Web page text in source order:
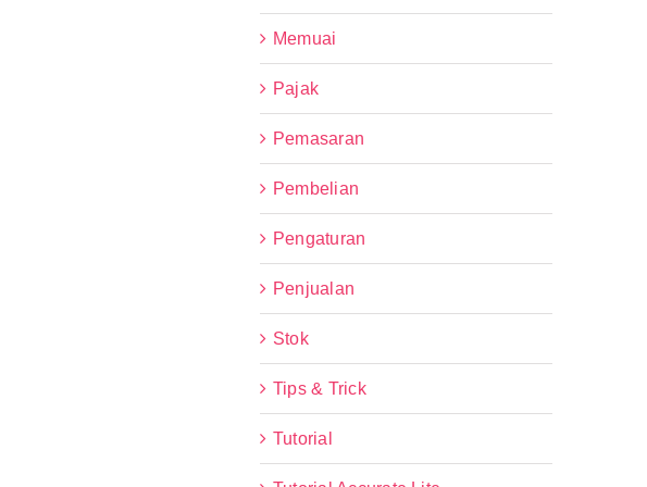
Memuai
Pajak
Pemasaran
Pembelian
Pengaturan
Penjualan
Stok
Tips & Trick
Tutorial